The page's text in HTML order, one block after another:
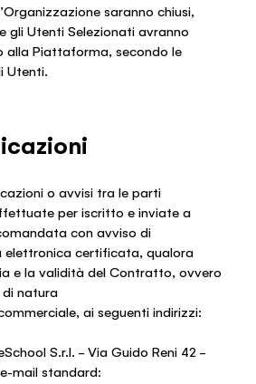
saranno chiusi,
gli Utenti Selezionati avranno
alla Piattaforma, secondo le
Utenti.
o avvisi tra le parti
per iscritto e inviate a
con avviso di
elettronica certificata, qualora
e la validità del Contratto, ovvero
natura
ai seguenti indirizzi:
S.r.l. – Via Guido Reni 42 –
e-mail standard: